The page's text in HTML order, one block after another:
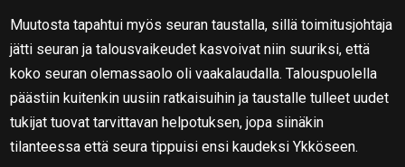
Muutosta tapahtui myös seuran taustalla, sillä toimitusjohtaja
jätti seuran ja talousvaikeudet kasvoivat niin suuriksi, että
koko seuran olemassaolo oli vaakalaudalla. Talouspuolella
päästiin kuitenkin uusiin ratkaisuihin ja taustalle tulleet uudet
tukijat tuovat tarvittavan helpotuksen, jopa siinäkin
tilanteessa että seura tippuisi ensi kaudeksi Ykköseen.